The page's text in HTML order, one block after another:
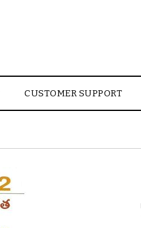
CUSTOMER SUPPORT